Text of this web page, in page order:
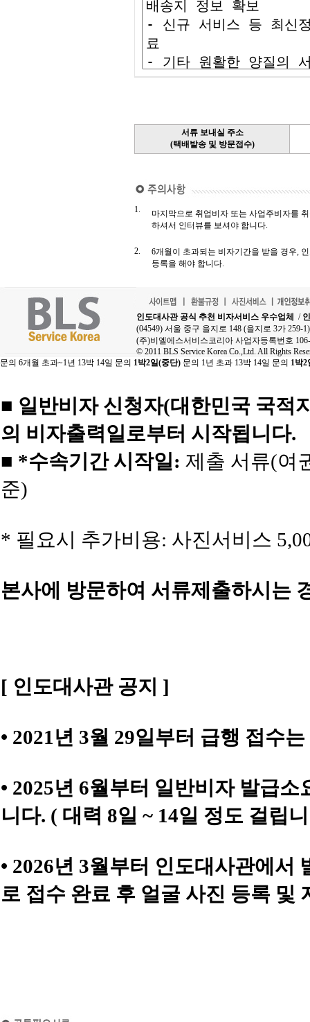
서류 보내실 주소
(택배발송 및 방문접수)
1.
마지막으로 취업비자 또는 사업주비자를
하셔서 인터뷰를 보셔야 합니다.
2.
6개월이 초과되는 비자기간을 받을 경우,
등록을 해야 합니다.
인도대사관 공식 추천 비자서비스 우수업체 /
(04549) 서울 중구 을지로 148 (을지로 3가
(주)비엘에스서비스코리아 사업자등록번호
© 2011 BLS Service Korea Co.,Ltd. All Rights
문의 6개월 초과~1년 13박 14일 문의 1박2일(중단) 문의 1년 초과 13박 14일 문의 1박2
■ 일반비자 신청자(대한민국 국적
의 비자출력일로부터 시작됩니다.
■ *수속기간 시작일: 제출 서류(여
준)
* 필요시 추가비용: 사진서비스
본사에 방문하여 서류제출하시는
[ 인도대사관 공지 ]
• 2021년 3월 29일부터 급행 접수
• 2025년 6월부터 일반비자 발급
니다. ( 대력 8일 ~ 14일 정도 걸립
• 2026년 3월부터 인도대사관에
로 접수 완료 후 얼굴 사진 등록 및